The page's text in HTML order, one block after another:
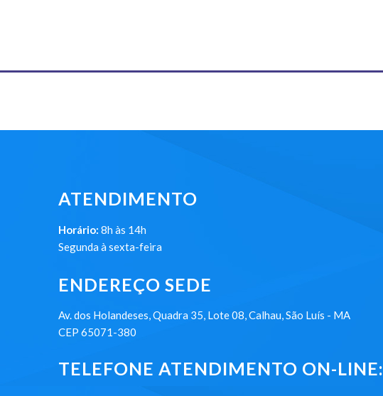
ATENDIMENTO
Horário: 8h às 14h
Segunda à sexta-feira
ENDEREÇO SEDE
Av. dos Holandeses, Quadra 35, Lote 08, Calhau, São Luís - MA
CEP 65071-380
TELEFONE ATENDIMENTO ON-LINE: